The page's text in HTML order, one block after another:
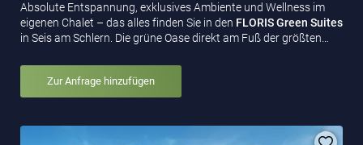
Absolute Entspannung, exklusives Ambiente und Wellness im
eigenen Chalet – das alles finden Sie in den FLORIS Green Suites
in Seis am Schlern. Die grüne Oase direkt am Fuß der größten…
Zur Anfrage hinzufügen